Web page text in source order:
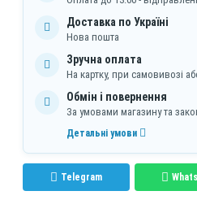
Доставка по Україні
Нова пошта
Зручна оплата
На картку, при самовивозі
Обмін і повернення
За умовами магазину та
Детальні умови
Telegram